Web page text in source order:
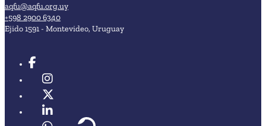
aqfu@aqfu.org.uy
+598 2900 6340
Ejido 1591 - Montevideo, Uruguay